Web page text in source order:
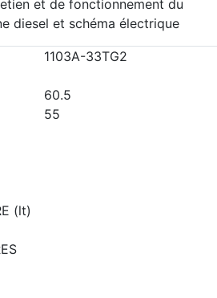
et de fonctionnement du
diesel et schéma électrique
1103A-33TG2
60.5
55
(lt)